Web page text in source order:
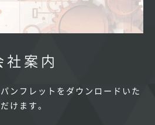
社案内
ンフレットをダウンロードいた
だけます。